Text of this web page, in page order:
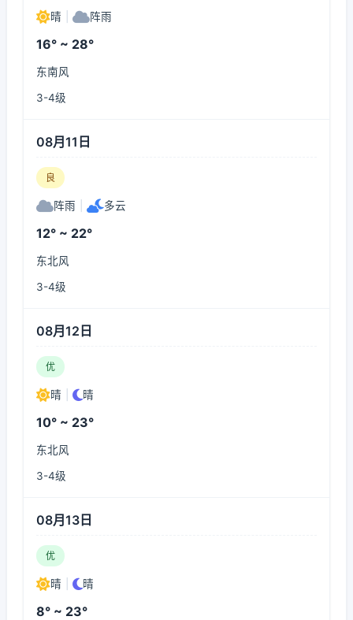
晴 阵雨
16° ~ 28°
东南风
3-4级
08月11日
良
阵雨 多云
12° ~ 22°
东北风
3-4级
08月12日
优
晴 晴
10° ~ 23°
东北风
3-4级
08月13日
优
晴 晴
8° ~ 23°